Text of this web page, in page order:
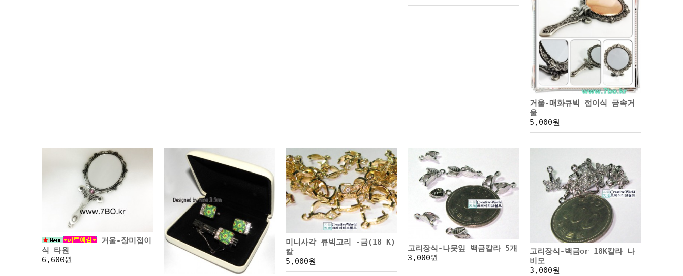
거울-매화큐빅 접이식 금속거
울
5,000원
거울-장미접이
식 타원
6,600원
미니사각 큐빅고리 -금(18 K)
칼
5,000원
고리장식-나뭇잎 백금칼라 5개
3,000원
고리장식-백금or 18K칼라 나
비모
3,000원